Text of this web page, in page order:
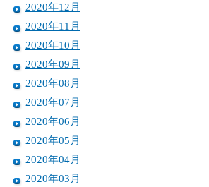
2020年12月
2020年11月
2020年10月
2020年09月
2020年08月
2020年07月
2020年06月
2020年05月
2020年04月
2020年03月